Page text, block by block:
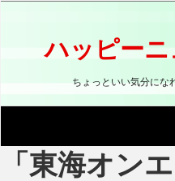
ス
ッ
ハッピー
ちょっといい気分にな
「東海オン